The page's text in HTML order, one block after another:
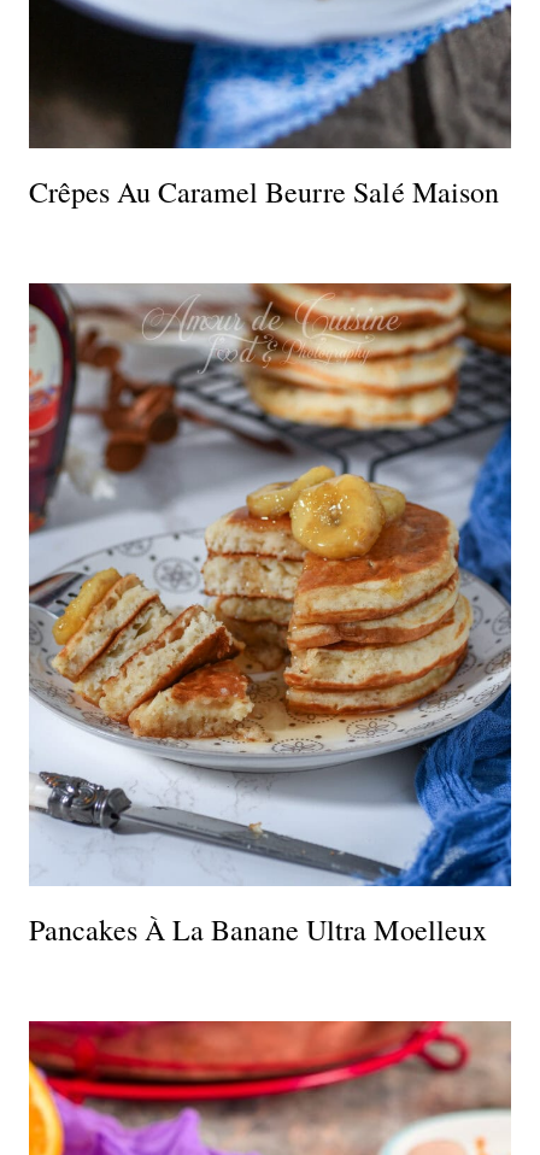
Crêpes Au Caramel Beurre Salé Maison
Pancakes À La Banane Ultra Moelleux